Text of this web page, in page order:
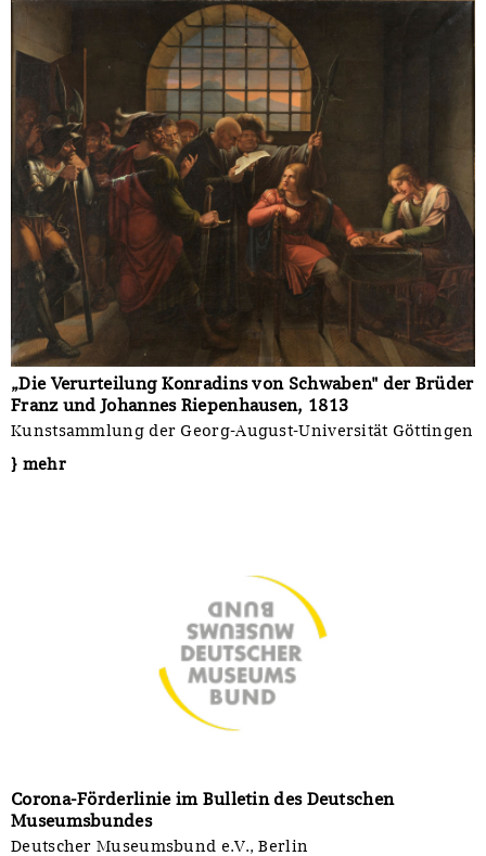
„Die Verurteilung Konradins von Schwaben" der Brüder
Franz und Johannes Riepenhausen, 1813
Kunstsammlung der Georg-August-Universität Göttingen
} mehr
Corona-Förderlinie im Bulletin des Deutschen
Museumsbundes
Deutscher Museumsbund e.V., Berlin